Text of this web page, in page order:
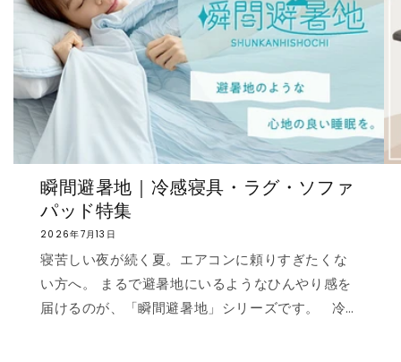
瞬間避暑地｜冷感寝具・ラグ・ソファ
パッド特集
2026年7月13日
寝苦しい夜が続く夏。エアコンに頼りすぎたくな
い方へ。 まるで避暑地にいるようなひんやり感を
届けるのが、「瞬間避暑地」シリーズです。 冷